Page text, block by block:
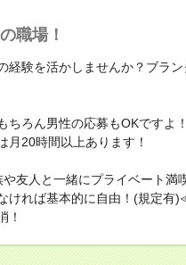
職場！
験を活かしませんか？ブラ
ろん男性の応募もOKですよ
月20時間以上あります！
友人と一緒にプライベート満
ければ基本的に自由！(規定
！